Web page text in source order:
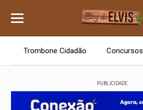
Trombone Cidadão Concursos
PUBLICIDADE